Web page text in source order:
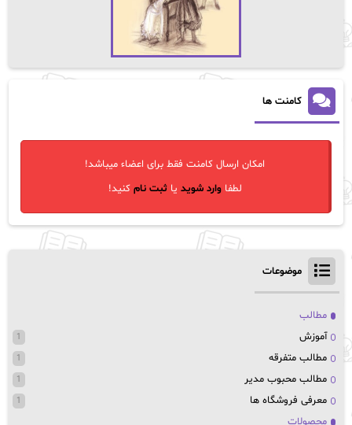
کامنت ها
امکان ارسال کامنت فقط برای اعضاء میباشد!
لطفاوارد شوید یاثبت نام کنید!
موضوعات
مطالب
آموزش
1
مطالب متفرقه 1
مطالب محبوب مدیر 1
معرفی فروشگاه ها 1
محصولات